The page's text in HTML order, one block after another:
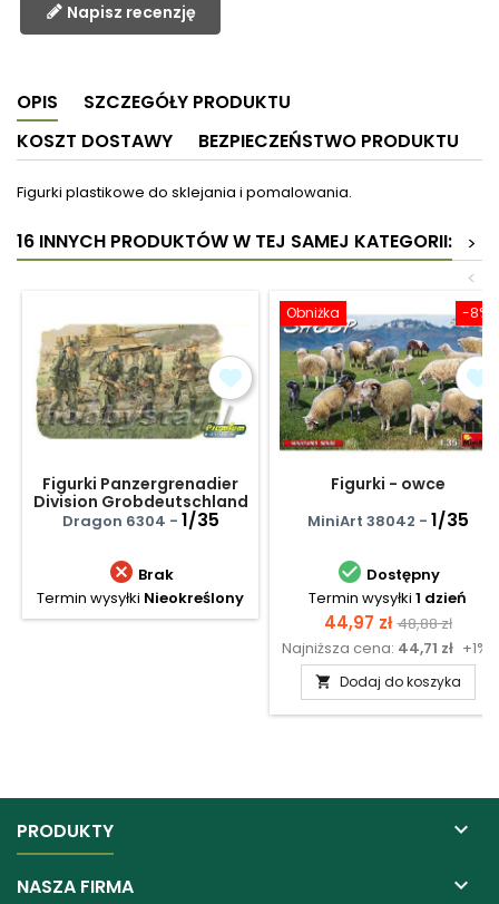
Napisz recenzję
OPIS
SZCZEGÓŁY PRODUKTU
KOSZT DOSTAWY
BEZPIECZEŃSTWO PRODUKTU
Figurki plastikowe do sklejania i pomalowania.
16 INNYCH PRODUKTÓW W TEJ SAMEJ KATEGORII:
>
<
Figurki Panzergrenadier
Division Grobdeutschland
Karachev 1943
Dragon 6304 - 1/35
 Brak
Termin wysyłki Nieokreślony
-8%
Obniżka
Figurki - owce
MiniArt 38042 - 1/35
 Dostępny
Termin wysyłki 1 dzień
Cena
44,97 zł Cena
48,88 zł
Najniższa cena: 44,71 zł +1%
 Dodaj do koszyka
PRODUKTY 
NASZA FIRMA 